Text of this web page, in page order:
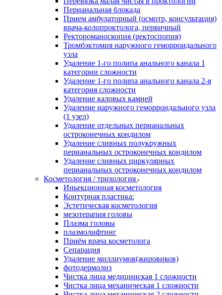
Перианальная блокада
Прием амбулаторный (осмотр, консультация)
врача-колопроктолога, первичный
Ректороманоскопия (ректоспопия)
Тромбэктомия наружного геморроидального
узла
Удаление 1-го полипа анального канала 1
категории сложности
Удаление 1-го полипа анального канала 2-я
категория сложности
Удаление каловых камней
Удаление наружного геморроидального узла
(1 узел)
Удаление отдельных перианальных
остроконечных кондилом
Удаление сливных полукружных
перианальных остроконечных кондилом
Удаление сливных циркулярных
перианальных остроконечных кондилом
Косметология / трихология
Иньекционная косметология
Контурная пластика:
Эстетическая косметология
мезотерапия головы
Плазма головы
плазмолифтинг
Приём врача косметолога
Сепарация
Удаление миллиумов(жировиков)
фотодермолиз
Чистка лица медицинская 1 сложности
Чистка лица механическая 1 сложности